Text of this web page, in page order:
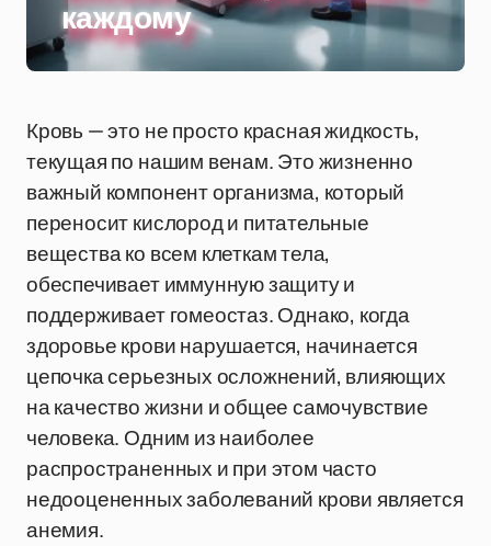
каждому
Кровь — это не просто красная жидкость,
текущая по нашим венам. Это жизненно
важный компонент организма, который
переносит кислород и питательные
вещества ко всем клеткам тела,
обеспечивает иммунную защиту и
поддерживает гомеостаз. Однако, когда
здоровье крови нарушается, начинается
цепочка серьезных осложнений, влияющих
на качество жизни и общее самочувствие
человека. Одним из наиболее
распространенных и при этом часто
недооцененных заболеваний крови является
анемия.